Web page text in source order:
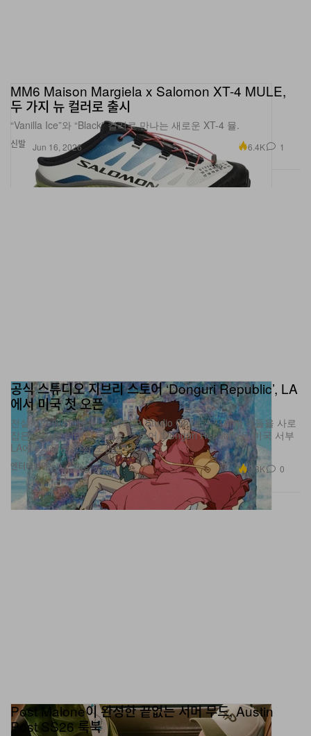
신발
MM6 Maison Margiela x Salomon XT-4 MULE,
두 가지 뉴 컬러로 출시
“Vanilla Ice”와 “Black” 컬러로 만나는 새로운 XT-4 뮬.
Jun 16, 2026 6.4K 1
엔터테인먼트
공식 스튜디오 지브리 스토어 ‘Donguri Republic’, LA
에서 미국 첫 오픈
전설적인 애니메이션 스튜디오 Studio Ghibli가 전세계 팬들을 사로
잡은 몰입형 리테일 콘셉트 스토어 ‘Donguri Republic’을 미국 서부
LA에 6개월간 한정 오픈합니다.
Jun 16, 2026 3.3K 0
Post Malone이 완성한 끝없는 서머 무드, Austin
Post SS26 룩북